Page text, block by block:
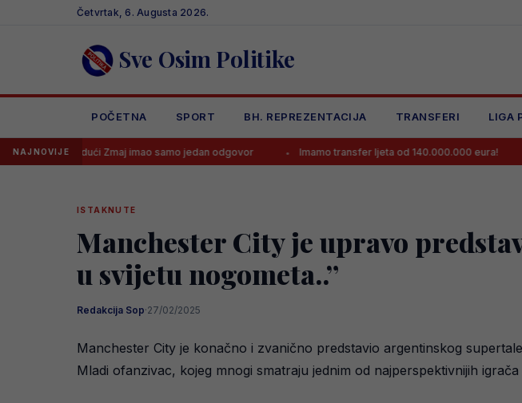
Četvrtak, 6. Augusta 2026.
Sve Osim Politike
POČETNA SPORT BH. REPREZENTACIJA TRANSFERI LIGA
NAJNOVIJEZmaj imao samo jedan odgovor Imamo transfer ljeta od 140.000.000 eura! Zlatko
ISTAKNUTE
Manchester City je upravo
u svijetu nogometa..”
Redakcija Sop·27/02/2025
Manchester City je konačno i zvanično predstavio argentinskog
Mladi ofanzivac, kojeg mnogi smatraju jednim od najperspektivnijih